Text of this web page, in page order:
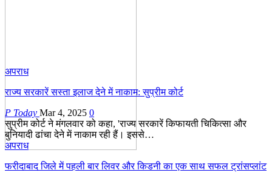
अपराध
राज्य सरकारें सस्ता इलाज देने में नाकाम: सुप्रीम कोर्ट
P Today Mar 4, 2025 0
सुप्रीम कोर्ट ने मंगलवार को कहा, 'राज्य सरकारें किफायती चिकित्सा और
बुनियादी ढांचा देने में नाकाम रही हैं। इससे…
अपराध
फरीदाबाद जिले में पहली बार लिवर और किडनी का एक साथ सफल ट्रांसप्लांट